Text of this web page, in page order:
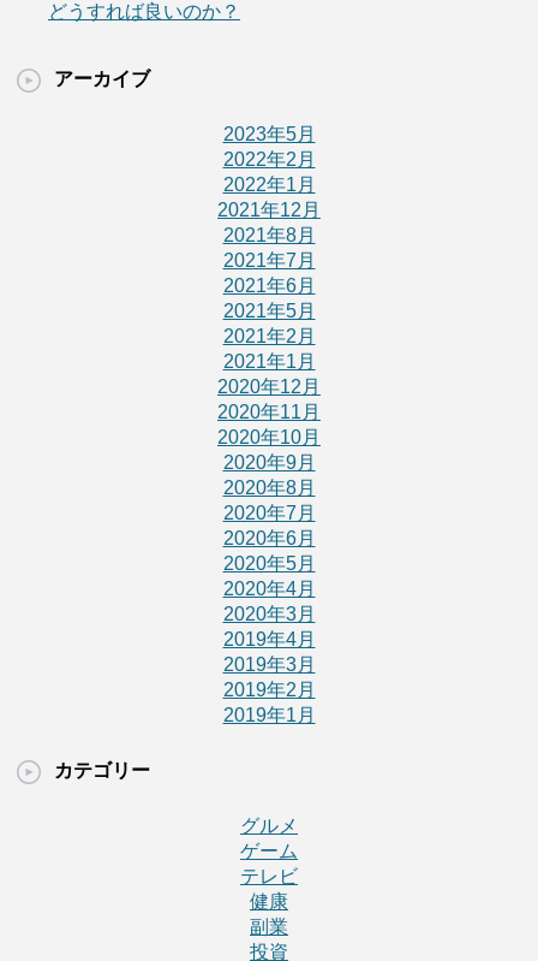
どうすれば良いのか？
アーカイブ
2023年5月
2022年2月
2022年1月
2021年12月
2021年8月
2021年7月
2021年6月
2021年5月
2021年2月
2021年1月
2020年12月
2020年11月
2020年10月
2020年9月
2020年8月
2020年7月
2020年6月
2020年5月
2020年4月
2020年3月
2019年4月
2019年3月
2019年2月
2019年1月
カテゴリー
グルメ
ゲーム
テレビ
健康
副業
投資